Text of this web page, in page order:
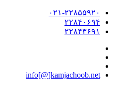
۰۲۱-۲۲۸۵۵۹۲۰
۲۲۸۴۰۶۹۴
۲۲۸۴۳۶۹۱
info[@]kamjachoob.net